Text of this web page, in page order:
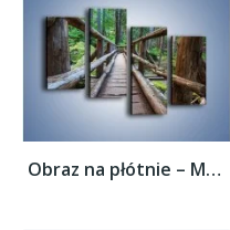
Obraz na płótnie – Mostek z drewnianych...